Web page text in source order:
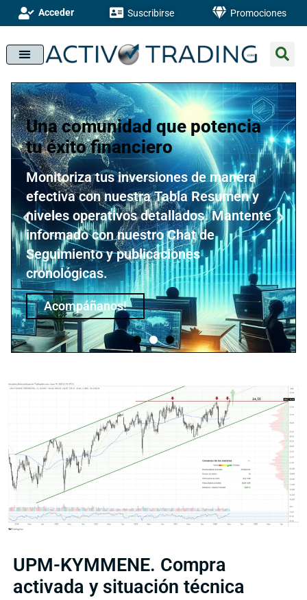
Acceder Suscribirse Promociones
Una comunidad que potencia
tu éxito financiero
Monitoriza tus inversiones de manera
efectiva con nuestra Tabla Resumen y
niveles operativos detallados. Mantente
informado con nuestro Chat de
Seguimiento y publicaciones
cronológicas.
Acompáñanos!
UPM-KYMMENE. Compra
activada y situación técnica